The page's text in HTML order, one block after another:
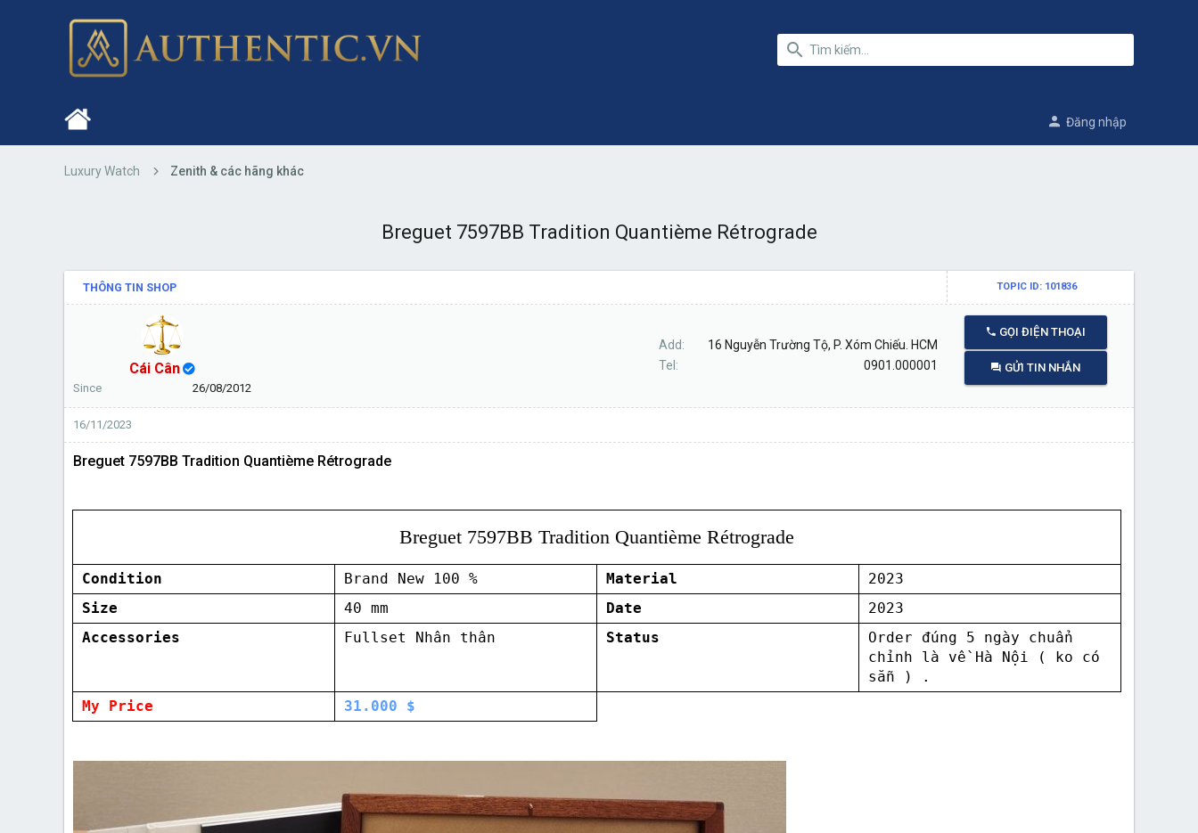
Đăng nhập
Luxury Watch Zenith & các hãng khác
Breguet 7597BB Tradition Quantième Rétrograde
THÔNG TIN SHOP TOPIC ID: 101836
Cái Cân
Since 26/08/2012
Add
16 Nguyễn Trường Tộ, P. Xóm Chiếu. HCM
Tel
0901.000001
GỌI ĐIỆN THOẠI
GỬI TIN NHẮN
16/11/2023
Breguet 7597BB Tradition Quantième Rétrograde
Breguet 7597BB Tradition Quantième Rétrograde
Condition Brand New 100 % Material
2023
Size
40 mm Date
2023
Accessories
Fullset Nhân thân Status
Order đúng 5 ngày chuẩn
chỉnh là về Hà Nội ( ko có
sẵn ) .
My Price
31.000 $